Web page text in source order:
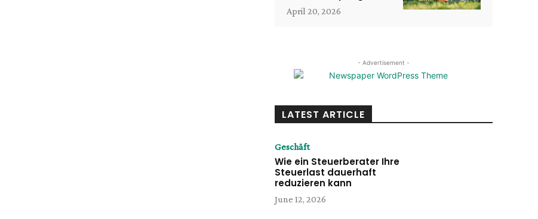
April 20, 2026
- Advertisement -
LATEST ARTICLE
Geschäft
Wie ein Steuerberater Ihre
Steuerlast dauerhaft
reduzieren kann
June 12, 2026